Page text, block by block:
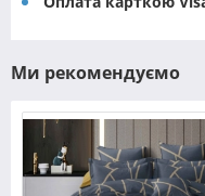
Ми рекомендуємо